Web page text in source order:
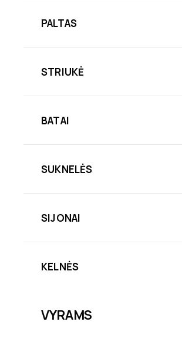
PALTAS
STRIUKĖ
BATAI
SUKNELĖS
SIJONAI
KELNĖS
VYRAMS